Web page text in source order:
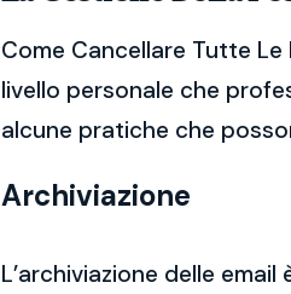
Come Cancellare Tutte
livello personale che
alcune pratiche che
Archiviazione
L’archiviazione delle